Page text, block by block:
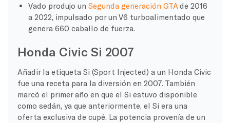
Vado produjo unSegunda generación GTA de 2016
a 2022, impulsado por un V6 turboalimentado que
genera 660caballo de fuerza
Honda Civic Si 2007
Añadir la etiqueta Si (Sport Injected) a un Honda Civic
fue una receta para la diversión en 2007. También
marcó el primer año en que el Si estuvo disponible
como sedán, ya que anteriormente, el Si era una
oferta exclusiva de cupé. La potencia provenía de un